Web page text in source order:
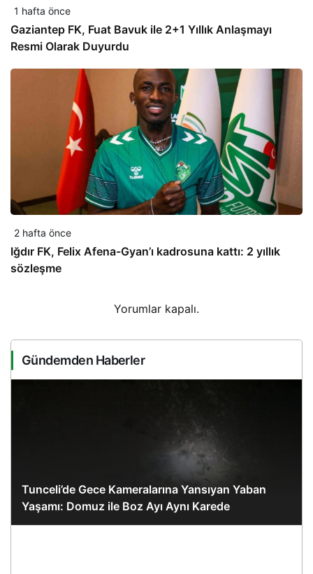
1 hafta önce
Gaziantep FK, Fuat Bavuk ile 2+1 Yıllık Anlaşmayı
Resmi Olarak Duyurdu
2 hafta önce
Iğdır FK, Felix Afena-Gyan’ı kadrosuna kattı: 2 yıllık
sözleşme
Yorumlar kapalı.
Gündemden Haberler
Tunceli’de Gece Kameralarına Yansıyan Yaban
Yaşamı: Domuz ile Boz Ayı Aynı Karede